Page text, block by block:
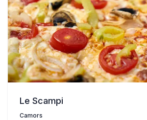
Le Scampi
Camors